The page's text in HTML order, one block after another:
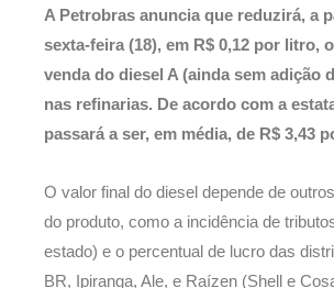
A Petrobras anuncia que reduzirá, a
sexta-feira (18), em R$ 0,12 por litro,
venda do diesel A (ainda sem adição
nas refinarias. De acordo com a
passará a ser, em média, de R$ 3,43
O valor final do diesel depende de
do produto, como a incidência de
estado) e o percentual de lucro das
BR, Ipiranga, Ale, e Raízen (Shell e